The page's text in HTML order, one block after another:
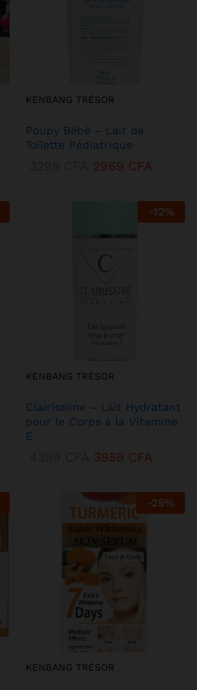
KENBANG TRÉSOR
Poupy Bébé – Lait de
Toilette Pédiatrique
2969 CFA
-12%
KENBANG TRÉSOR
Clairissime – Lait Hydratant
pour le Corps à la Vitamine
E
3959 CFA
-25%
KENBANG TRÉSOR